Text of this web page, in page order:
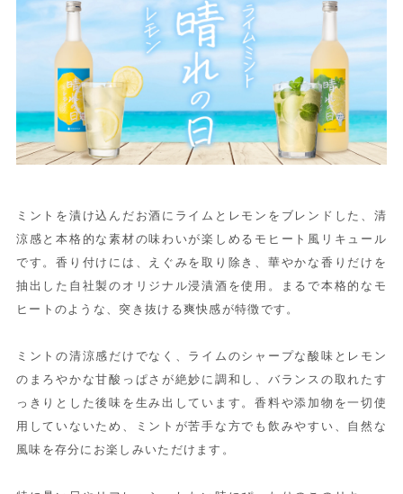
ミントを漬け込んだお酒にライムとレモンをブレンドした、清
涼感と本格的な素材の味わいが楽しめるモヒート風リキュール
です。香り付けには、えぐみを取り除き、華やかな香りだけを
抽出した自社製のオリジナル浸漬酒を使用。まるで本格的なモ
ヒートのような、突き抜ける爽快感が特徴です。
ミントの清涼感だけでなく、ライムのシャープな酸味とレモン
のまろやかな甘酸っぱさが絶妙に調和し、バランスの取れたす
っきりとした後味を生み出しています。香料や添加物を一切使
用していないため、ミントが苦手な方でも飲みやすい、自然な
風味を存分にお楽しみいただけます。